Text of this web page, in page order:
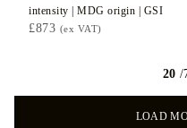
intensity | MDG origin | GSI
£873 (ex VAT)
20 /
LOAD